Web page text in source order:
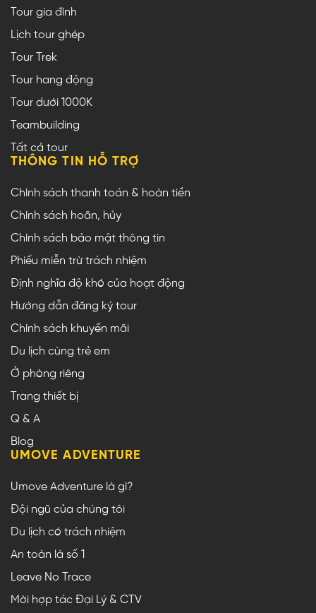
Tour gia đình
Lịch tour ghép
Tour Trek
Tour hang động
Tour dưới 1000K
Teambuilding
Tất cả tour
THÔNG TIN HỖ TRỢ
Chính sách thanh toán & hoàn tiền
Chính sách hoãn, hủy
Chính sách bảo mật thông tin
Phiếu miễn trừ trách nhiệm
Định nghĩa độ khó của hoạt động
Hướng dẫn đăng ký tour
Chính sách khuyến mãi
Du lịch cùng trẻ em
Ở phòng riêng
Trang thiết bị
Q & A
Blog
UMOVE ADVENTURE
Umove Adventure là gì?
Đội ngũ của chúng tôi
Du lịch có trách nhiệm
An toàn là số 1
Leave No Trace
Mời hợp tác Đại Lý & CTV